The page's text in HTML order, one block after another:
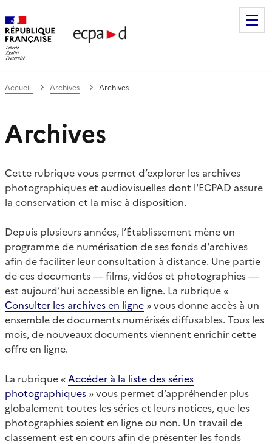
de communication et de production
Accueil Archives Archives
Archives
Cette rubrique vous permet d’explorer les archives
photographiques et audiovisuelles dont l'ECPAD assure
la conservation et la mise à disposition.
Depuis plusieurs années, l’Établissement mène un
programme de numérisation de ses fonds d'archives
afin de faciliter leur consultation à distance. Une partie
de ces documents — films, vidéos et photographies —
est aujourd’hui accessible en ligne. La rubrique «
Consulter les archives en ligne » vous donne accès à un
ensemble de documents numérisés diffusables. Tous les
mois, de nouveaux documents viennent enrichir cette
offre en ligne.
La rubrique « Accéder à la liste des séries
photographiques » vous permet d’appréhender plus
globalement toutes les séries et leurs notices, que les
photographies soient en ligne ou non. Un travail de
classement est en cours afin de présenter les fonds